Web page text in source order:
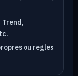
Trend,
ou regles